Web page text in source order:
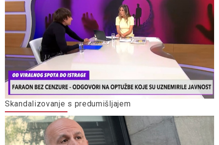
Skandalizovanje s predumišljajem